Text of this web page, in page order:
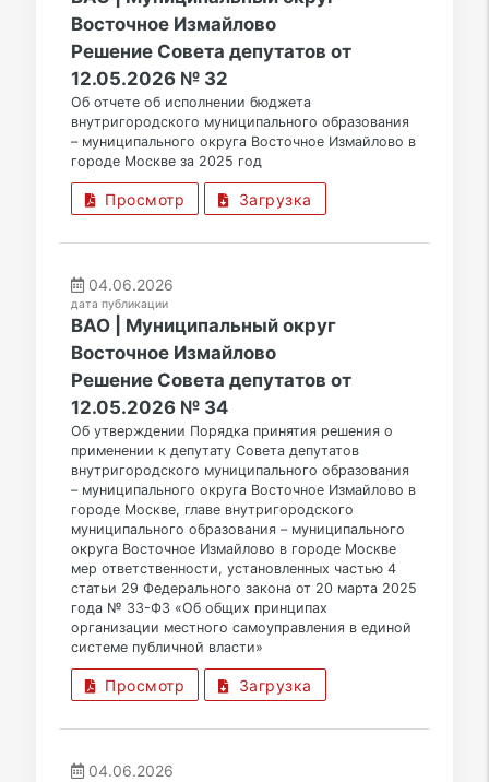
Восточное Измайлово
Решение Совета депутатов от
12.05.2026 № 32
Об отчете об исполнении бюджета
внутригородского муниципального образования
– муниципального округа Восточное Измайлово в
городе Москве за 2025 год
Просмотр Загрузка
04.06.2026
дата публикации
ВАО | Муниципальный округ
Восточное Измайлово
Решение Совета депутатов от
12.05.2026 № 34
Об утверждении Порядка принятия решения о
применении к депутату Совета депутатов
внутригородского муниципального образования
– муниципального округа Восточное Измайлово в
городе Москве, главе внутригородского
муниципального образования – муниципального
округа Восточное Измайлово в городе Москве
мер ответственности, установленных частью 4
статьи 29 Федерального закона от 20 марта 2025
года № 33-ФЗ «Об общих принципах
организации местного самоуправления в единой
системе публичной власти»
Просмотр Загрузка
04.06.2026